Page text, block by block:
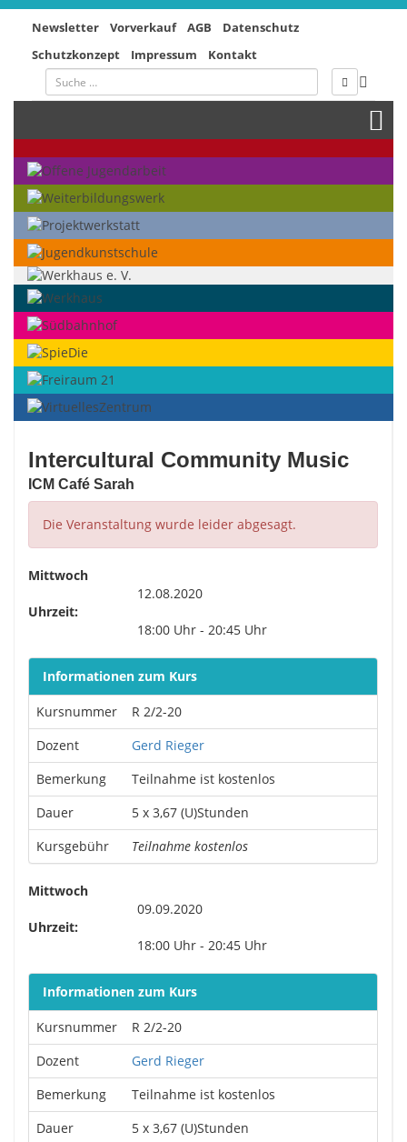
Newsletter Vorverkauf AGB
Datenschutz
Schutzkonzept
Impressum Kontakt
Intercultural Community Music
ICM Café Sarah
Die Veranstaltung wurde leider abgesagt.
Mittwoch
12.08.2020
Uhrzeit:
18:00 Uhr - 20:45 Uhr
Informationen zum Kurs
Kursnummer
R 2/2-20
Dozent
Gerd Rieger
Bemerkung
Teilnahme ist kostenlos
Dauer
5 x 3,67 (U)Stunden
Kursgebühr
Teilnahme kostenlos
Mittwoch
09.09.2020
Uhrzeit:
18:00 Uhr - 20:45 Uhr
Informationen zum Kurs
Kursnummer
R 2/2-20
Dozent
Gerd Rieger
Bemerkung
Teilnahme ist kostenlos
Dauer
5 x 3,67 (U)Stunden